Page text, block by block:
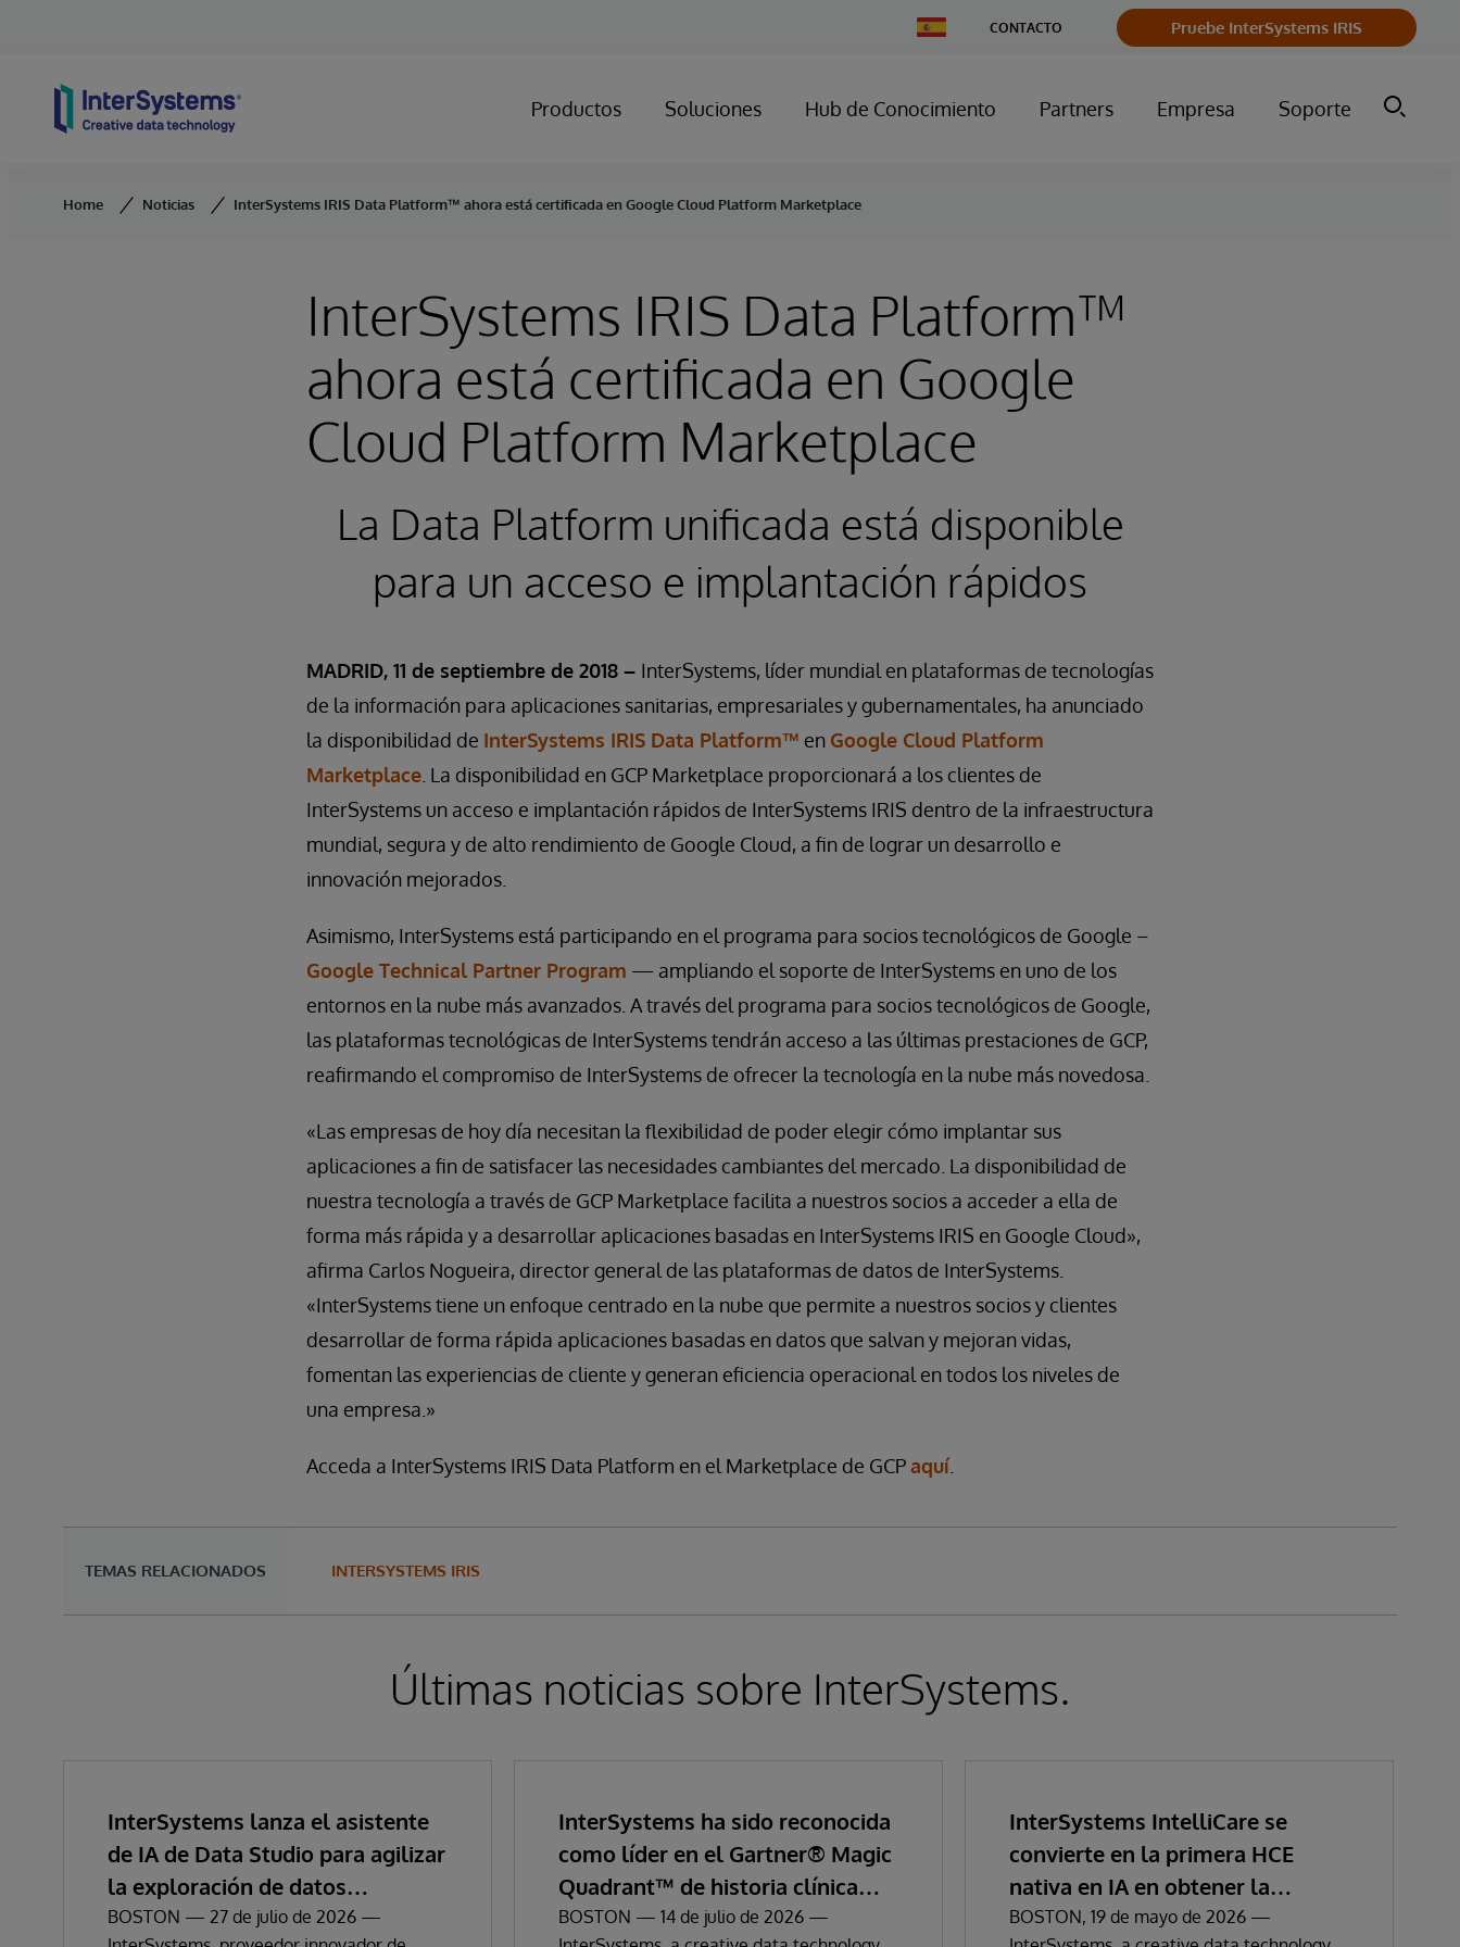
Change
Country
CONTACTO Pruebe InterSystems IRIS
Productos Soluciones Hub de Conocimiento Partners Empresa Soporte
Home Noticias InterSystems IRIS Data Platform™ ahora está certificada en Google Cloud Platform Marketplace
InterSystems IRIS Data Platform™
ahora está certificada en Google
Cloud Platform Marketplace
La Data Platform unificada está disponible
para un acceso e implantación rápidos
MADRID, 11 de septiembre de 2018 – InterSystems, líder mundial en plataformas de tecnologías
de la información para aplicaciones sanitarias, empresariales y gubernamentales, ha anunciado
la disponibilidad de InterSystems IRIS Data Platform™ en Google Cloud Platform
Marketplace . La disponibilidad en GCP Marketplace proporcionará a los clientes de
InterSystems un acceso e implantación rápidos de InterSystems IRIS dentro de la infraestructura
mundial, segura y de alto rendimiento de Google Cloud, a fin de lograr un desarrollo e
innovación mejorados.
Asimismo, InterSystems está participando en el programa para socios tecnológicos de Google –
Google Technical Partner Program — ampliando el soporte de InterSystems en uno de los
entornos en la nube más avanzados. A través del programa para socios tecnológicos de Google,
las plataformas tecnológicas de InterSystems tendrán acceso a las últimas prestaciones de GCP,
reafirmando el compromiso de InterSystems de ofrecer la tecnología en la nube más novedosa.
«Las empresas de hoy día necesitan la flexibilidad de poder elegir cómo implantar sus
aplicaciones a fin de satisfacer las necesidades cambiantes del mercado. La disponibilidad de
nuestra tecnología a través de GCP Marketplace facilita a nuestros socios a acceder a ella de
forma más rápida y a desarrollar aplicaciones basadas en InterSystems IRIS en Google Cloud»,
afirma Carlos Nogueira, director general de las plataformas de datos de InterSystems.
«InterSystems tiene un enfoque centrado en la nube que permite a nuestros socios y clientes
desarrollar de forma rápida aplicaciones basadas en datos que salvan y mejoran vidas,
fomentan las experiencias de cliente y generan eficiencia operacional en todos los niveles de
una empresa.»
Acceda a InterSystems IRIS Data Platform en el Marketplace de GCPaquí.
TEMAS RELACIONADOS INTERSYSTEMS IRIS
Últimas noticias sobre InterSystems.
InterSystems lanza el asistente
de IA de Data Studio para agilizar
la exploración de datos
empresariales y la obtención de
BOSTON — 27 de julio de 2026 —
InterSystems ha sido reconocida
como líder en el Gartner® Magic
Quadrant™ de historia clínica
electrónica empresarial
BOSTON — 14 de julio de 2026 —
InterSystems IntelliCare se
convierte en la primera HCE
nativa en IA en obtener la
certificación del Reglamento
BOSTON, 19 de mayo de 2026 —